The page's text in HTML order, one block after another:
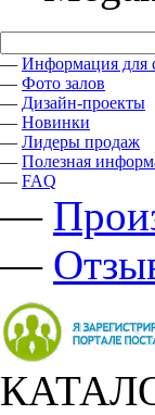
— Информация для
— Фото залов
— Дизайн-проекты
— Новинки
— Лидеры продаж
— Полезная
— FAQ
—
—